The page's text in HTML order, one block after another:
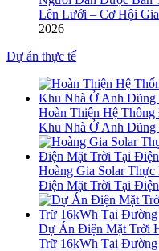
Lên Lưới – Cơ Hội
2026
Dự án thực tế
Hoàn Thiện Hệ
Khu Nhà Ở Anh Dũng
Hoàng Gia Solar
Điện Mặt Trời Tại
Dự Án Điện Mặt Trời
Trữ 16kWh Tại